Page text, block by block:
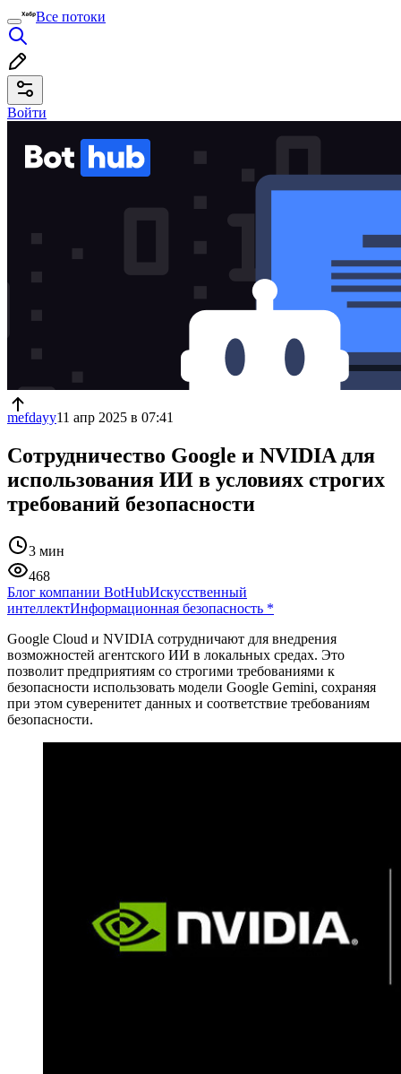
Все потоки
Войти
mefdayy11 апр 2025 в 07:41
Сотрудничество Google и NVIDIA для
использования ИИ в условиях строгих
требований безопасности
3 мин
468
Блог компании BotHubИскусственный
интеллектИнформационная безопасность *
Google Cloud и NVIDIA сотрудничают для внедрения
возможностей агентского ИИ в локальных средах. Это
позволит предприятиям со строгими требованиями к
безопасности использовать модели Google Gemini, сохраняя
при этом суверенитет данных и соответствие требованиям
безопасности.